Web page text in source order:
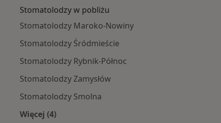
Stomatolodzy w pobliżu
Stomatolodzy Maroko-Nowiny
Stomatolodzy Śródmieście
Stomatolodzy Rybnik-Północ
Stomatolodzy Zamysłów
Stomatolodzy Smolna
Więcej (4)